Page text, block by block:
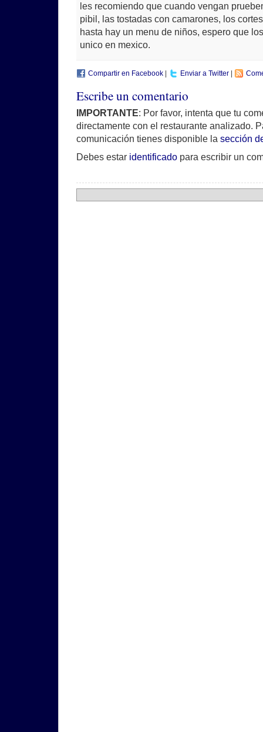
les recomiendo que cuando vengan
pibil, las tostadas con camarones, los
hasta hay un menu de niños, espero que
unico en mexico.
Compartir en Facebook | Enviar a Twitter |
Escribe un comentario
IMPORTANTE: Por favor, intenta que tu
directamente con el restaurante analizado.
comunicación tienes disponible la sección
Debes estar identificado para escribir un